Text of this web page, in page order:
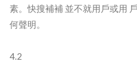
素。快搜補補 並不就用戶或用
何聲明。
4.2